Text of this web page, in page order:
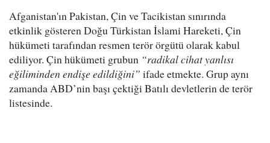
Afganistan'ın Pakistan, Çin ve Tacikistan sınırında
etkinlik gösteren Doğu Türkistan İslami Hareketi, Çin
hükümeti tarafından resmen terör örgütü olarak kabul
ediliyor. Çin hükümeti grubun “radikal cihat yanlısı
eğiliminden endişe edildiğini” ifade etmekte. Grup aynı
zamanda ABD’nin başı çektiği Batılı devletlerin de terör
listesinde.